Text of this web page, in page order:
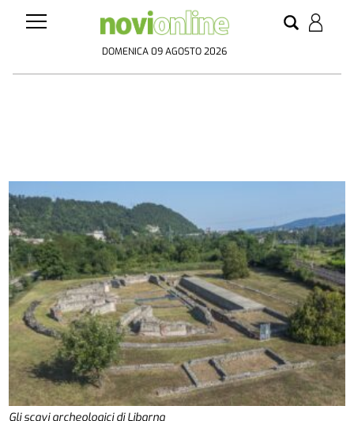
DOMENICA 09 AGOSTO 2026
Gli scavi archeologici di Libarna